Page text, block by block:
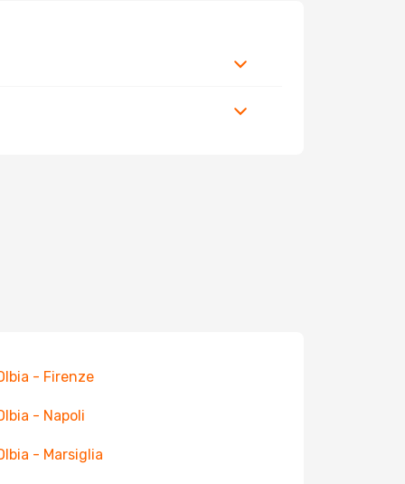
- Firenze
- Napoli
- Marsiglia